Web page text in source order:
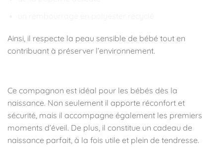
Ainsi, il respecte la peau sensible de bébé tout en
contribuant à préserver l’environnement.
Ce compagnon est idéal pour les bébés dès la
naissance. Non seulement il apporte réconfort et
sécurité, mais il accompagne également les premiers
moments d’éveil. De plus, il constitue un cadeau de
naissance parfait, à la fois utile et plein de tendresse.